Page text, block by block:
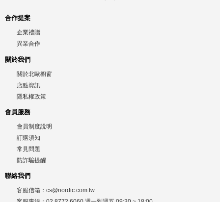
合作提案
企業禮贈
異業合作
關於我們
關於北歐櫥窗
店點資訊
隱私權政策
會員服務
會員制度說明
訂購須知
常見問題
防詐騙提醒
聯絡我們
客服信箱： cs@nordic.com.tw